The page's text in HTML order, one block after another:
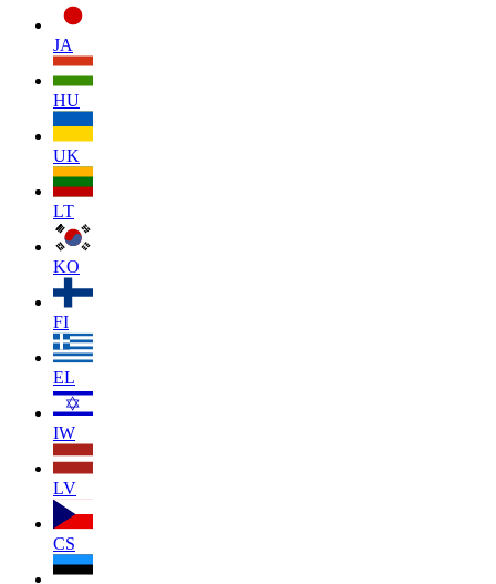
JA
HU
UK
LT
KO
FI
EL
IW
LV
CS